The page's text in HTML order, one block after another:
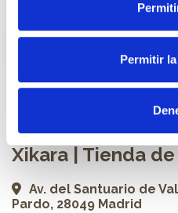
Permitir
Xikara | Tienda
Av. del Santuario de
Pardo, 28049 Madrid